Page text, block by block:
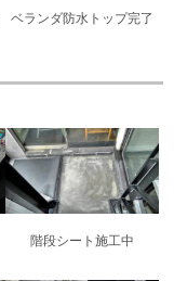
ベランダ防水トップ完了
階段シート施工中